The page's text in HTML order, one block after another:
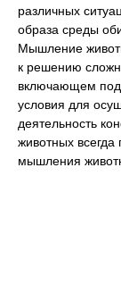
различных
образа среды
Мышление
к решению
включающем
условия для
деятельность
животных
мышления